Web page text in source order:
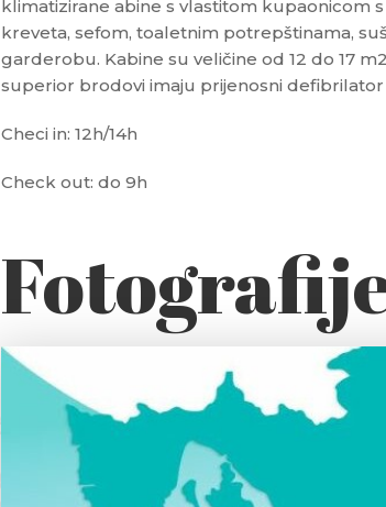
klimatizirane abine s vlastitom kupaonicom
kreveta, sefom, toaletnim potrepštinama,
garderobu. Kabine su veličine od 12 do 17
superior brodovi imaju prijenosni
Checi in: 12h/14h
Check out: do 9h